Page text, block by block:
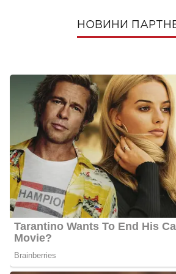
НОВИНИ